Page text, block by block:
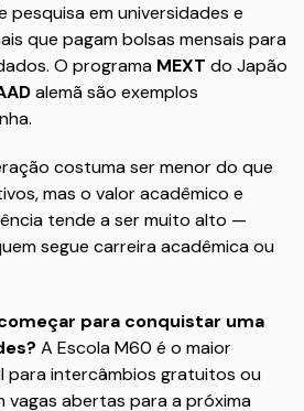
pesquisa em universidades e
que pagam bolsas mensais para
O programa MEXT do Japão
alemã são exemplos
costuma ser menor do que
mas o valor acadêmico e
tende a ser muito alto —
segue carreira acadêmica ou
para conquistar uma
A Escola M60 é o maior
para intercâmbios gratuitos ou
vagas abertas para a próxima